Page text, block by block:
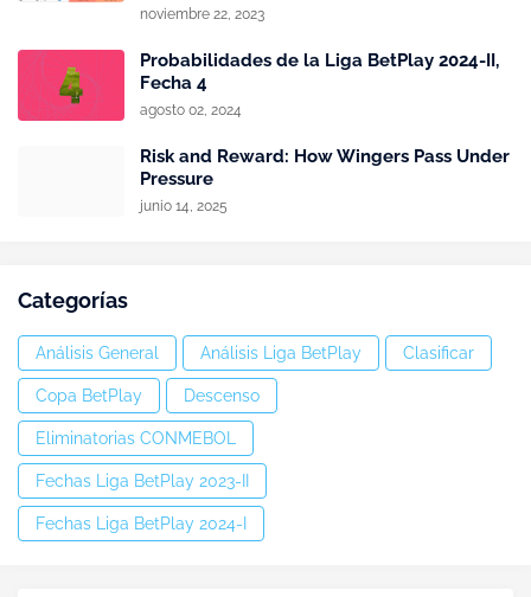
noviembre 22, 2023
Probabilidades de la Liga BetPlay 2024-II,
Fecha 4
agosto 02, 2024
Risk and Reward: How Wingers Pass Under
Pressure
junio 14, 2025
Categorías
Análisis General Análisis Liga BetPlay Clasificar
Copa BetPlay Descenso
Eliminatorias CONMEBOL
Fechas Liga BetPlay 2023-II
Fechas Liga BetPlay 2024-I